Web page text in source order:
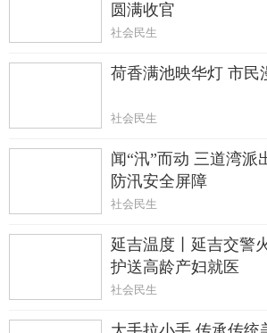
圆满收官
社会民生
荷香满池映华灯 市民
社会民生
闻“汛”而动 三道湾派
防汛安全屏障
社会民生
延吉温度丨延吉交警
护送高龄产妇就医
社会民生